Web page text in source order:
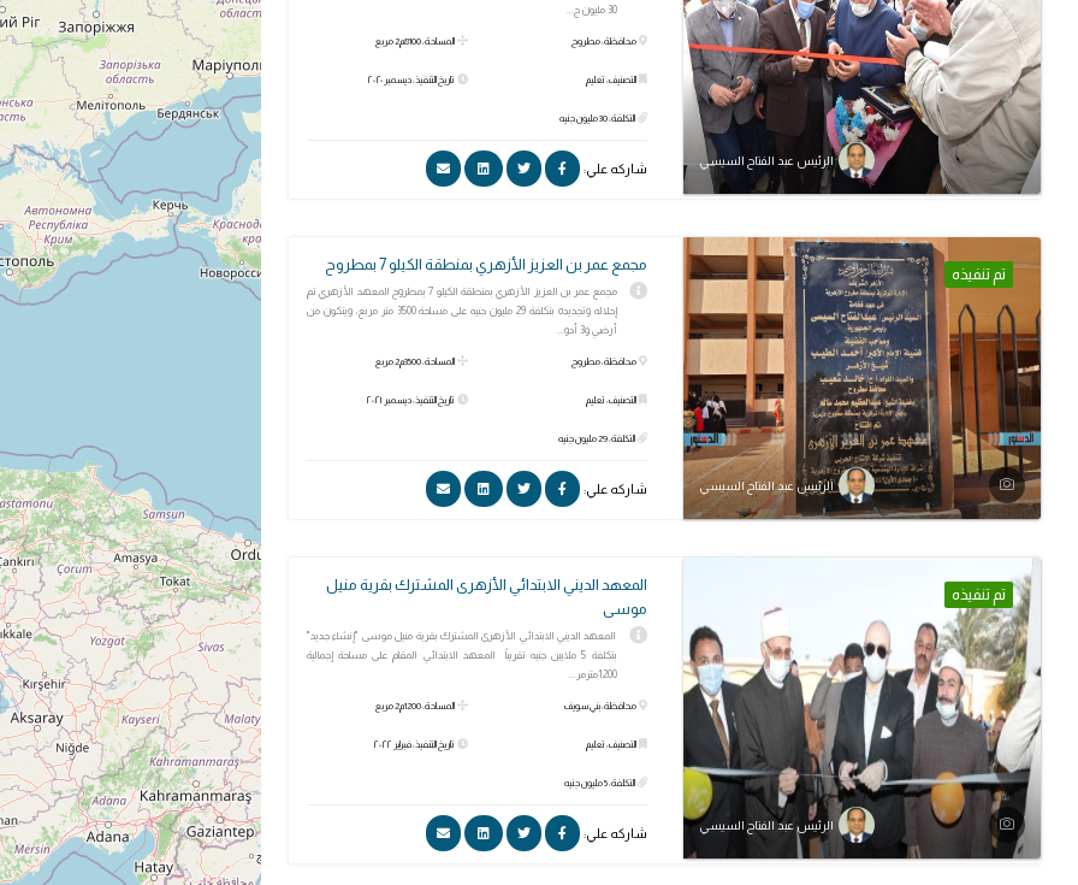
الرئيس عبد الفتاح السيسي
30 مليون ج...
محافظة: مطروح
التصنيف: تعليم
التكلفة: 30 مليون جنيه
المساحة: 8100م2 مربع
تاريخ التنفيذ: ديسمبر ٢٠٢٠
شاركه علي:
تم تنفيذه
الرئيس عبد الفتاح السيسي
مجمع عمر بن العزيز الأزهري بمنطقة الكيلو 7 بمطروح
مجمع عمر بن العزيز الأزهري بمنطقة الكيلو 7 بمطروح المعهد الأزهري تم
إحلاله وتجديده بتكلفة 29 مليون جنيه على مساحة 3500 متر مربع، ويتكون من
أرضي و3 أدو...
محافظة: مطروح
التصنيف: تعليم
التكلفة: 29 مليون جنيه
المساحة: 3500م2 مربع
تاريخ التنفيذ: ديسمبر ٢٠٢١
شاركه علي:
تم تنفيذه
الرئيس عبد الفتاح السيسي
المعهد الديني الابتدائي الأزهرى المشترك بقرية منيل
موسى
المعهد الديني الابتدائي الأزهرى المشترك بقرية منيل موسى "إنشاء جديد"
بتكلفة 5 ملايين جنيه تقريباً المعهد الابتدائي المقام على مساحة إجمالية
1200مترمر...
محافظة: بني سويف
التصنيف: تعليم
التكلفة: 5 مليون جنيه
المساحة: 1200م2 مربع
تاريخ التنفيذ: فبراير ٢٠٢٢
شاركه علي: